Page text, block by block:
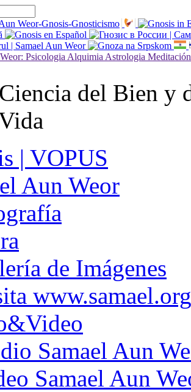
del Bien y
| VOPUS
Aun Weor
de Imágenes
www.samael.org
Samael Aun
Samael Aun